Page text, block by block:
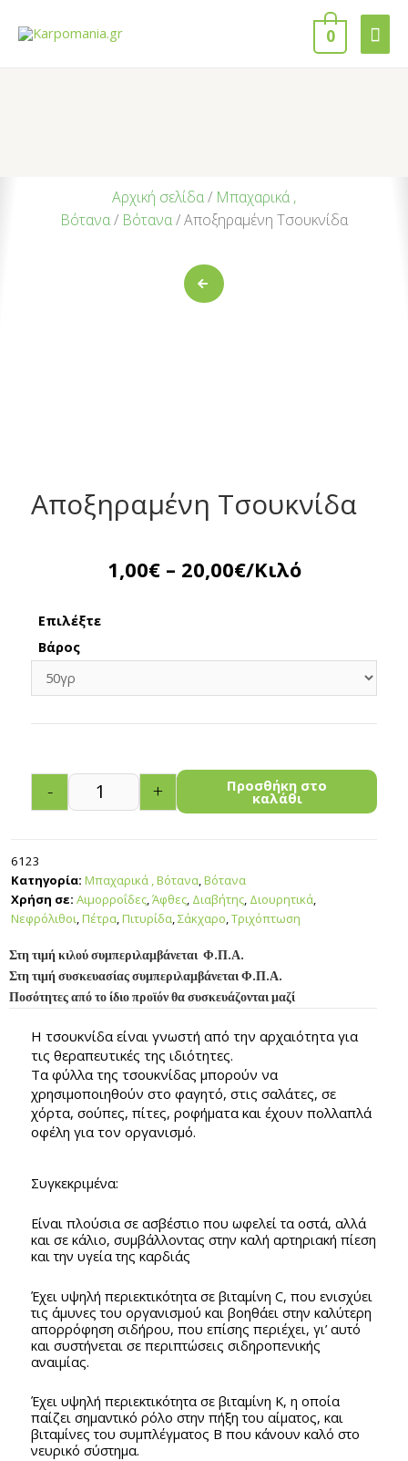
0
Αρχική σελίδα/ Μπαχαρικά ,
Βότανα/ Βότανα/ Αποξηραμένη Τσουκνίδα
Αποξηραμένη Τσουκνίδα
1,00€ – 20,00€/Κιλό
Επιλέξτε
Βάρος
- + Προσθήκη στο
καλάθι
6123
Κατηγορία: Μπαχαρικά , Βότανα,Βότανα
Χρήση σε: Αιμορροΐδες,Άφθες, Διαβήτης, Διουρητικά,
Νεφρόλιθοι,Πέτρα,Πιτυρίδα,Σάκχαρο,Τριχόπτωση
Στη τιμή κιλού συμπεριλαμβάνεται Φ.Π.Α.
Στη τιμή συσκευασίας συμπεριλαμβάνεται Φ.Π.Α.
Ποσότητες από το ίδιο προϊόν θα συσκευάζονται μαζί
Η τσουκνίδα είναι γνωστή από την αρχαιότητα για
τις θεραπευτικές της ιδιότητες.
Τα φύλλα της τσουκνίδας μπορούν να
χρησιμοποιηθούν στο φαγητό, στις σαλάτες, σε
χόρτα, σούπες, πίτες, ροφήματα και έχουν πολλαπλά
οφέλη για τον οργανισμό.
Συγκεκριμένα:
Είναι πλούσια σε ασβέστιο που ωφελεί τα οστά, αλλά
και σε κάλιο, συμβάλλοντας στην καλή αρτηριακή πίεση
και την υγεία της καρδιάς
Έχει υψηλή περιεκτικότητα σε βιταμίνη C, που ενισχύει
τις άμυνες του οργανισμού και βοηθάει στην καλύτερη
απορρόφηση σιδήρου, που επίσης περιέχει, γι’ αυτό
και συστήνεται σε περιπτώσεις σιδηροπενικής
αναιμίας.
Έχει υψηλή περιεκτικότητα σε βιταμίνη Κ, η οποία
παίζει σημαντικό ρόλο στην πήξη του αίματος, και
βιταμίνες του συμπλέγματος Β που κάνουν καλό στο
νευρικό σύστημα.